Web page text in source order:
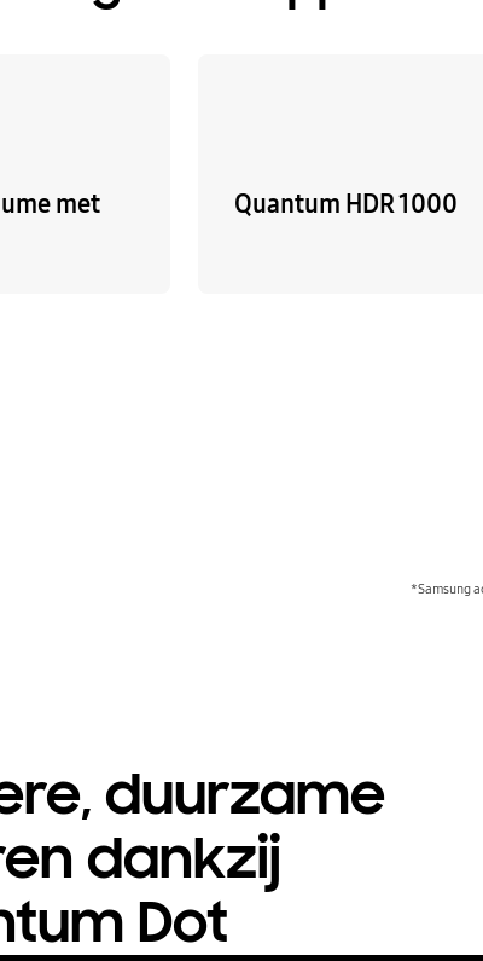
met
Quantum HDR 1000
*Samsung
duurzame
dankzij
Dot